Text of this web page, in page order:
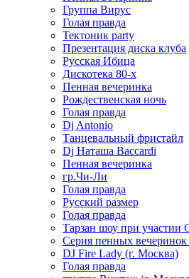
Группа Вирус
Голая правда
Тектоник party
Презентация диска клуба
Русская Ибица
Дискотека 80-х
Пенная вечеринка
Рождественская ночь
Голая правда
Dj Antonio
Танцевальный фристайл
Dj Наташа Baccardi
Пенная вечеринка
гр.Чи-Ли
Голая правда
Русский размер
Голая правда
Тарзан шоу при участии
Серия пенных
DJ Fire Lady (г. Москва)
Голая правда